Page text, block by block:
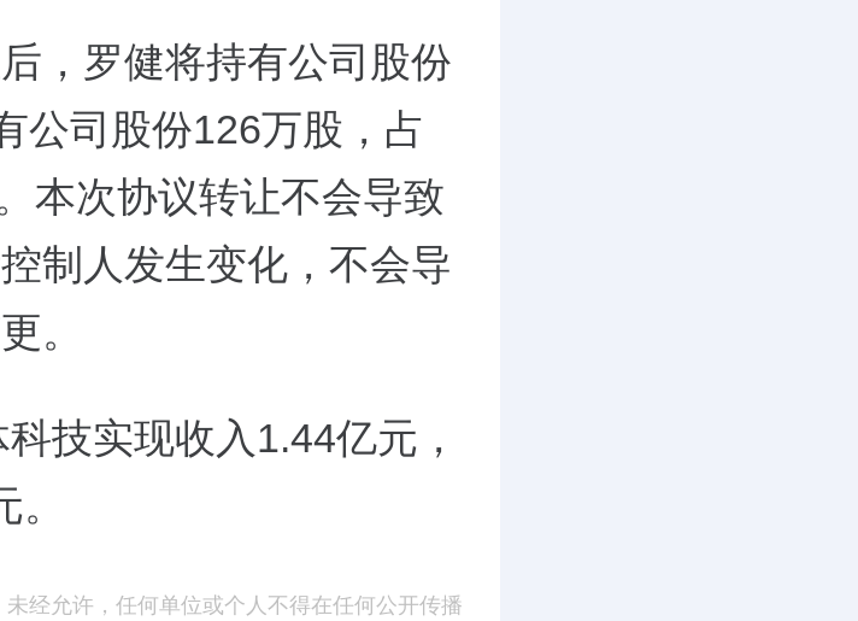
，罗健将持有公司股份
公司股份126万股，占
本次协议转让不会导致
制人发生变化，不会导
。
技实现收入1.44亿元，
经允许，任何单位或个人不得在任何公开传播